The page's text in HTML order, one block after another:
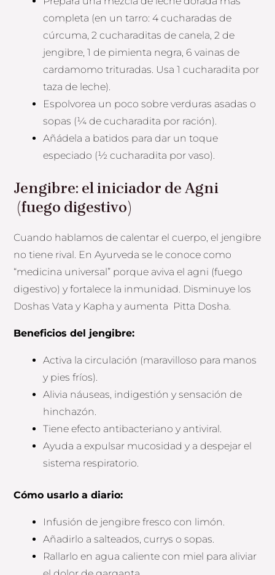
completa (en un tarro: 4 cucharadas de
cúrcuma, 2 cucharaditas de canela, 2 de
jengibre, 1 de pimienta negra, 6 vainas de
cardamomo trituradas. Usa 1 cucharadita por
taza de leche).
Espolvorea un poco sobre verduras asadas o
sopas (¼ de cucharadita por ración).
Añádela a batidos para dar un toque
especiado (½ cucharadita por vaso).
Jengibre: el iniciador de Agni
(fuego digestivo)
Cuando hablamos de calentar el cuerpo, el jengibre
no tiene rival. En Ayurveda se le conoce como
“medicina universal” porque aviva el agni (fuego
digestivo) y fortalece la inmunidad. Disminuye los
Doshas Vata y Kapha y aumenta Pitta Dosha.
Beneficios del jengibre:
Activa la circulación (maravilloso para manos
y pies fríos).
Alivia náuseas, indigestión y sensación de
hinchazón.
Tiene efecto antibacteriano y antiviral.
Ayuda a expulsar mucosidad y a despejar el
sistema respiratorio.
Cómo usarlo a diario:
Infusión de jengibre fresco con limón.
Añadirlo a salteados, currys o sopas.
Rallarlo en agua caliente con miel para aliviar